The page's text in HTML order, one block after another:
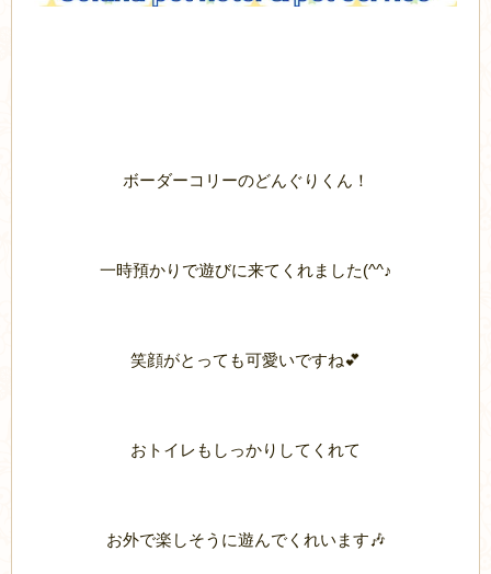
ボーダーコリーのどんぐりくん！
一時預かりで遊びに来てくれました(^^♪
笑顔がとっても可愛いですね💕
おトイレもしっかりしてくれて
お外で楽しそうに遊んでくれいます🎶